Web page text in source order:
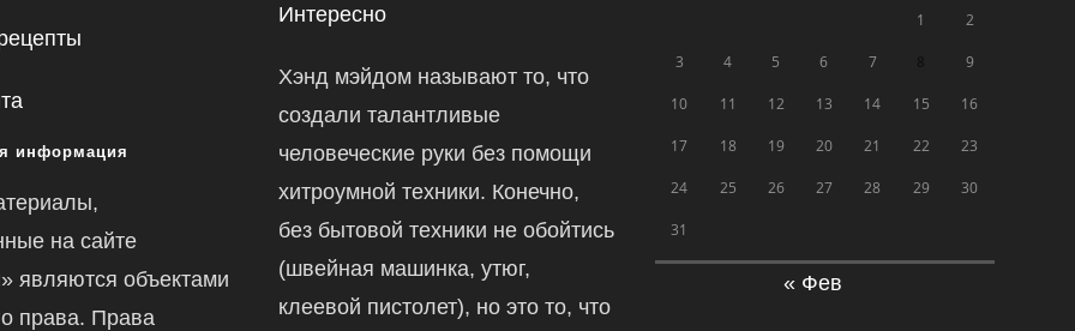
информация
на сайте
являются объектами
права. Права
Интересно
Хэнд мэйдом называют то, что
создали талантливые
человеческие руки без помощи
хитроумной техники. Конечно,
без бытовой техники не обойтись
(швейная машинка, утюг,
клеевой пистолет), но это то, что
1 2
3 4 5 6 7 9
10 11 12 13 14 15 16
17 18 19 20 21 22 23
24 25 26 27 28 29 30
31
« Фев